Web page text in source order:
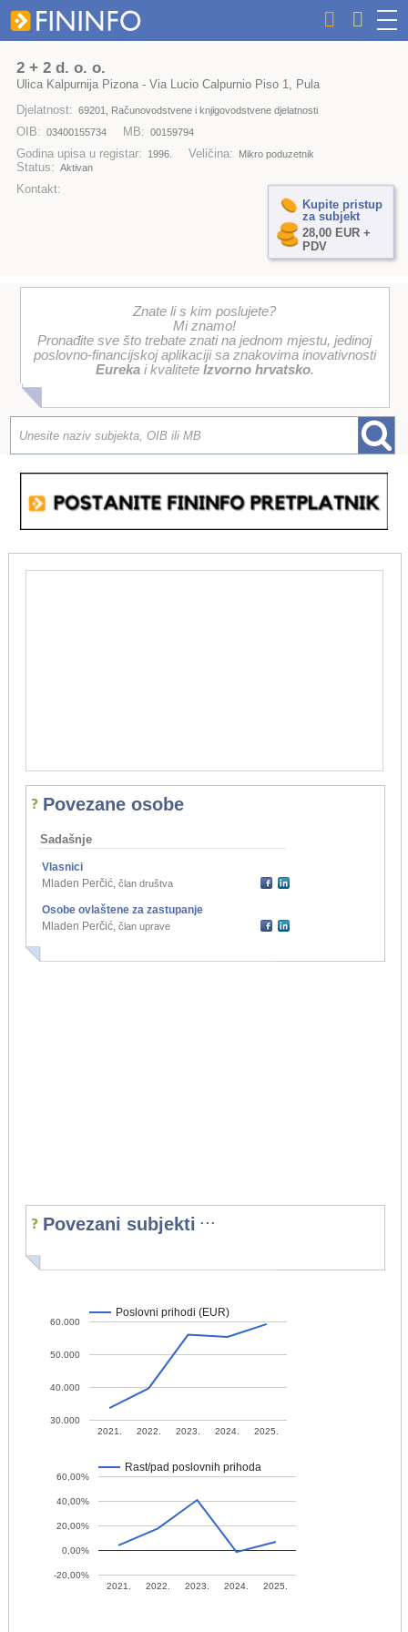
2 + 2 d. o. o.
Ulica Kalpurnija Pizona - Via Lucio Calpurnio Piso 1, Pula
Djelatnost: 69201, Računovodstvene i knjigovodstvene djelatnosti
OIB: 03400155734 MB: 00159794
Godina upisa u registar: 1996. Veličina: Mikro poduzetnik
Status: Aktivan
Kontakt:
Kupite pristup
za subjekt
28,00 EUR +
PDV
Znate li s kim poslujete?
Mi znamo!
Pronađite sve što trebate znati na jednom mjestu, jedinoj
poslovno-financijskoj aplikaciji sa znakovima inovativnosti
Eurekai kvalitete Izvorno hrvatsko.
Povezane osobe
Sadašnje
Vlasnici
Mladen Perčić, član društva
Osobe ovlaštene za zastupanje
Mladen Perčić, član uprave
Povezani subjekti ...
Poslovni prihodi (EUR)
2021. 2022. 2023. 2024. 2025.
30.000
40.000
50.000
60.000
Rast/pad poslovnih prihoda
2021. 2022. 2023. 2024. 2025.
-20,00%
0,00%
20,00%
40,00%
60,00%